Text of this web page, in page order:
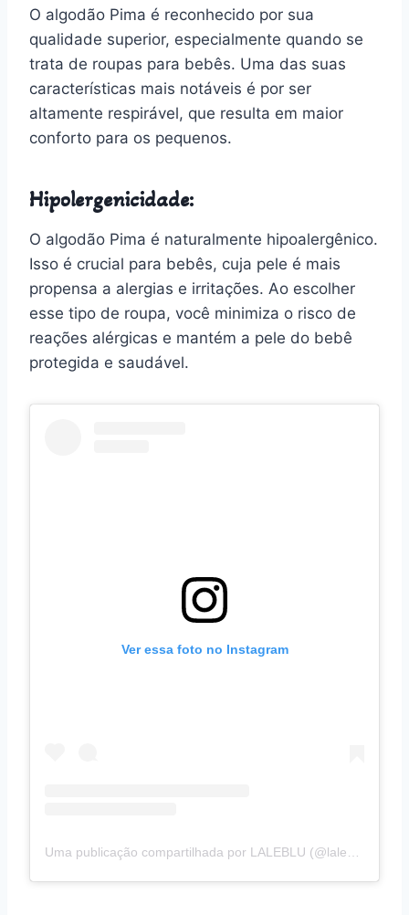
O algodão Pima é reconhecido por sua
qualidade superior, especialmente quando se
trata de roupas para bebês. Uma das suas
características mais notáveis é por ser
altamente respirável, que resulta em maior
conforto para os pequenos.
Hipolergenicidade:
O algodão Pima é naturalmente hipoalergênico.
Isso é crucial para bebês, cuja pele é mais
propensa a alergias e irritações. Ao escolher
esse tipo de roupa, você minimiza o risco de
reações alérgicas e mantém a pele do bebê
protegida e saudável.
Ver essa foto no Instagram